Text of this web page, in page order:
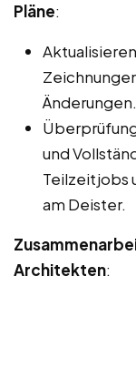
Pläne:
Änderungen.
und
Teilzeitjobs
am Deister.
Architekten: